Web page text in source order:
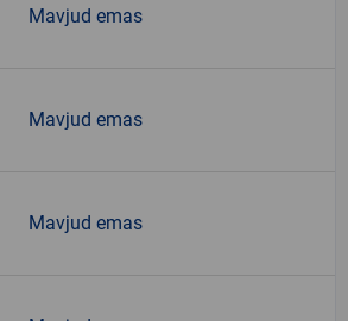
Mavjud emas
Mavjud emas
Mavjud emas